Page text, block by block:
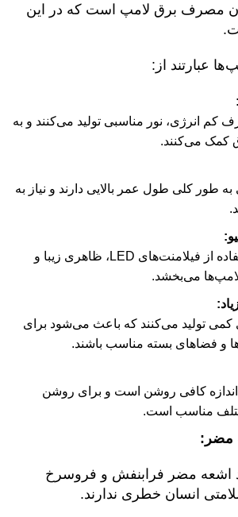
مصرف برق لامپ است که در این
عبارتند از:
کم انرژی، نور مناسبی تولید می‌کنند و به
می‌کنند.
طور کلی طول عمر بالایی دارند و نیاز به
شکل اشکی و استفاده از فیلامنت‌های LED، ظاهری زیبا و
لامپ‌ها می‌بخشد.
کمی تولید می‌کنند که باعث می‌شود برای
و فضاهای بسته مناسب باشند.
اندازه کافی روشن است و برای روشن
مناسب است.
مضر:
اشعه مضر فرابنفش و فروسرخ
انسان خطری ندارند.